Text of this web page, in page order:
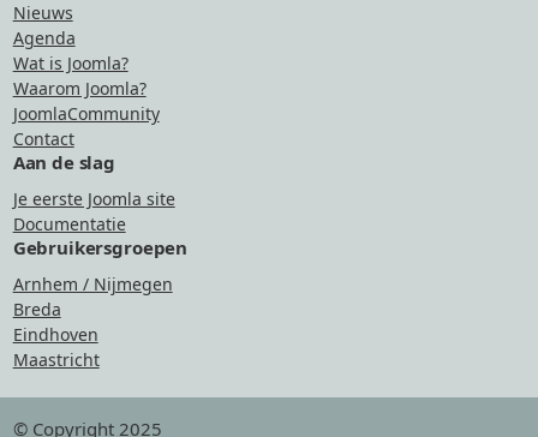
Nieuws
Agenda
Wat is Joomla?
Waarom Joomla?
JoomlaCommunity
Contact
Aan de slag
Je eerste Joomla site
Documentatie
Gebruikersgroepen
Arnhem / Nijmegen
Breda
Eindhoven
Maastricht
© Copyright 2025